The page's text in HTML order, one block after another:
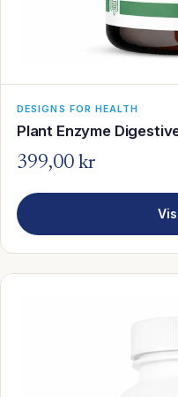
DESIGNS FOR HEALTH
Plant Enzyme
399,00 kr